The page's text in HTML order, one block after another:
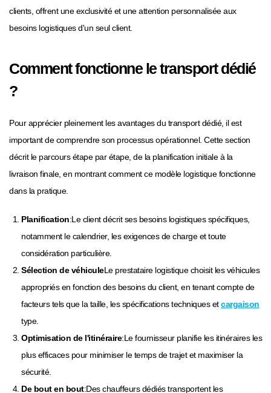
clients, offrent une exclusivité et une attention personnalisée aux
besoins logistiques d'un seul client.
Comment fonctionne le transport dédié
?
Pour apprécier pleinement les avantages du transport dédié, il est
important de comprendre son processus opérationnel. Cette section
décrit le parcours étape par étape, de la planification initiale à la
livraison finale, en montrant comment ce modèle logistique fonctionne
dans la pratique.
Planification:Le client décrit ses besoins logistiques spécifiques,
notamment le calendrier, les exigences de charge et toute
considération particulière.
Sélection de véhiculeLe prestataire logistique choisit les véhicules
appropriés en fonction des besoins du client, en tenant compte de
facteurs tels que la taille, les spécifications techniques etcargaison
type.
Optimisation de l'itinéraire:Le fournisseur planifie les itinéraires les
plus efficaces pour minimiser le temps de trajet et maximiser la
sécurité.
De bout en bout:Des chauffeurs dédiés transportent les